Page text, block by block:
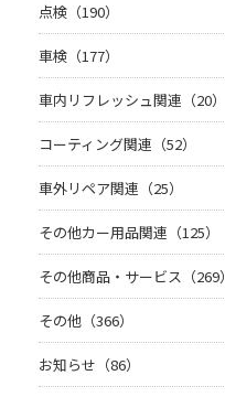
点検（190）
車検（177）
車内リフレッシュ関連（20）
コーティング関連（52）
車外リペア関連（25）
その他カー用品関連（125）
その他商品・サービス（269）
その他（366）
お知らせ（86）